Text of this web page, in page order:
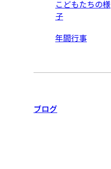
こどもたちの様
子
年間行事
ブログ